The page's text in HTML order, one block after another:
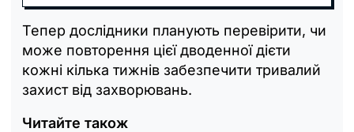
Тепер дослідники планують перевірити, чи
може повторення цієї дводенної дієти
кожні кілька тижнів забезпечити тривалий
захист від захворювань.
Читайте також